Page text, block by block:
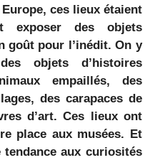
ces lieux étaient
exposer des objets
goût pour l’inédit. On y
objets d’histoires
empaillés, des
des carapaces de
d’art. Ces lieux ont
place aux musées. Et
aux curiosités